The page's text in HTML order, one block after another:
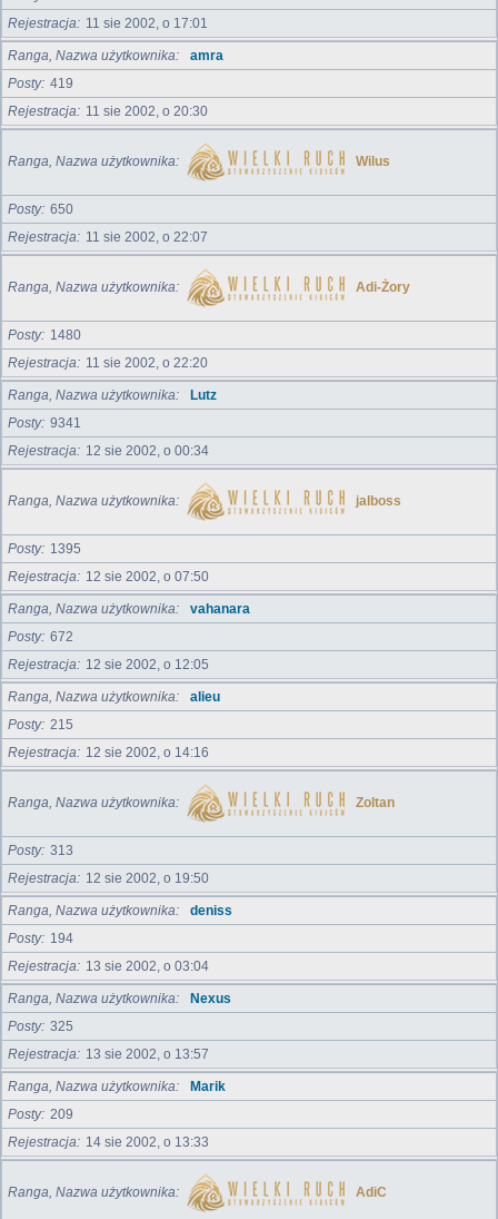
Rejestracja
11 sie 2002, o 17:01
Ranga, Nazwa użytkownika
amra
Posty 419
Rejestracja
11 sie 2002, o 20:30
Ranga, Nazwa użytkownika Wilus
Posty 650
Rejestracja
11 sie 2002, o 22:07
Ranga, Nazwa użytkownika Adi-Żory
Posty
1480
Rejestracja
11 sie 2002, o 22:20
Ranga, Nazwa użytkownika
Lutz
Posty 9341
Rejestracja
12 sie 2002, o 00:34
Ranga, Nazwa użytkownika jalboss
Posty
1395
Rejestracja
12 sie 2002, o 07:50
Ranga, Nazwa użytkownika
vahanara
Posty 672
Rejestracja
12 sie 2002, o 12:05
Ranga, Nazwa użytkownika
alieu
Posty 215
Rejestracja
12 sie 2002, o 14:16
Ranga, Nazwa użytkownika Zoltan
Posty 313
Rejestracja
12 sie 2002, o 19:50
Ranga, Nazwa użytkownika
deniss
Posty
194
Rejestracja
13 sie 2002, o 03:04
Ranga, Nazwa użytkownika
Nexus
Posty 325
Rejestracja
13 sie 2002, o 13:57
Ranga, Nazwa użytkownika
Marik
Posty 209
Rejestracja
14 sie 2002, o 13:33
Ranga, Nazwa użytkownika AdiC